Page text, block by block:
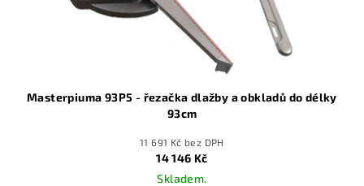
Masterpiuma 93P5 - řezačka dlažby a obkladů do délky
93cm
11 691 Kč bez DPH
14 146 Kč
Skladem.